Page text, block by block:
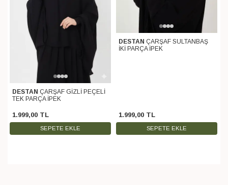
DESTAN ÇARŞAF GİZLİ PEÇELİ
TEK PARÇA İPEK
1.999,00 TL
SEPETE EKLE
DESTAN ÇARŞAF SULTANBAŞ
İKİ PARÇA İPEK
1.999,00 TL
SEPETE EKLE